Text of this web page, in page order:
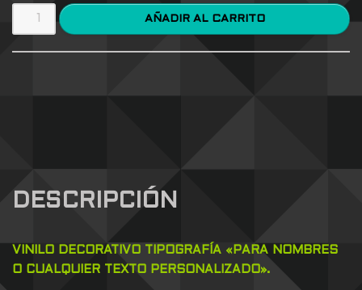
AÑADIR AL CARRITO
DESCRIPCIÓN
VINILO DECORATIVO TIPOGRAFÍA «PARA NOMBRES
O CUALQUIER TEXTO PERSONALIZADO».